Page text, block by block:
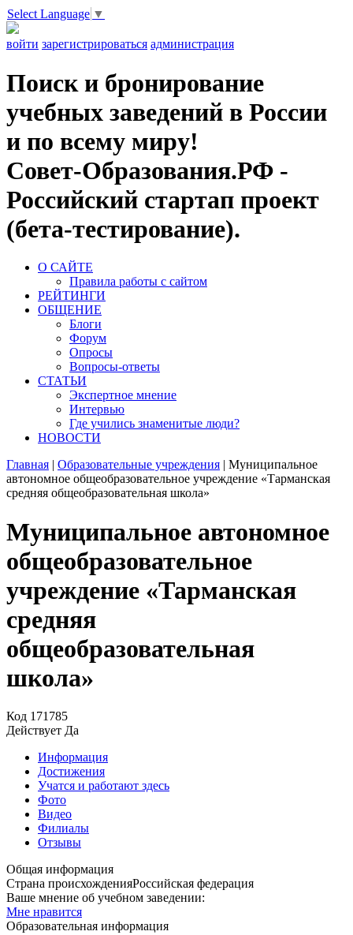
Select Language ▼
войти зарегистрироваться администрация
Поиск и бронирование
учебных заведений в России
и по всему миру!
Совет-Образования.РФ -
Российский стартап проект
(бета-тестирование).
О САЙТЕ
Правила работы с сайтом
РЕЙТИНГИ
ОБЩЕНИЕ
Блоги
Форум
Опросы
Вопросы-ответы
СТАТЬИ
Экспертное мнение
Интервью
Где учились знаменитые люди?
НОВОСТИ
Главная | Образовательные учреждения | Муниципальное
автономное общеобразовательное учреждение «Тарманская
средняя общеобразовательная школа»
Муниципальное автономное
общеобразовательное
учреждение «Тарманская
средняя
общеобразовательная
школа»
Код 171785
Действует Да
Информация
Достижения
Учатся и работают здесь
Фото
Видео
Филиалы
Отзывы
Общая информация
Страна происхожденияРоссийская федерация
Ваше мнение об учебном заведении:
Мне нравится
Образовательная информация